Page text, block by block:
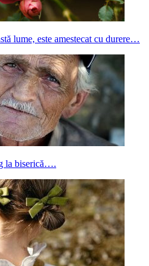
lume, este amestecat cu durere…
la biserică….